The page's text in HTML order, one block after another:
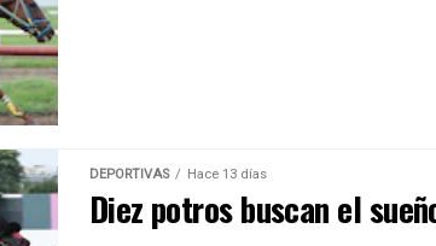
DEPORTIVAS Hace 13 días
Diez potros buscan el